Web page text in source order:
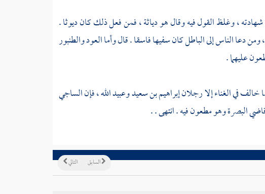
، وغلظ القول فيه وقال هو دياثة ، فمن فعل ذلك كان ديوثا .
دعا الناس إلى الباطل كان سفيها فاسقا . قال وأما العود والطنبور
عليهما .
خالف في الغناء إلا رجلانإبراهيم بن سعيدوعبيد الله، فإنالساجي
البصرةوهو مطعون فيه . انتهى . .
التالي السابق